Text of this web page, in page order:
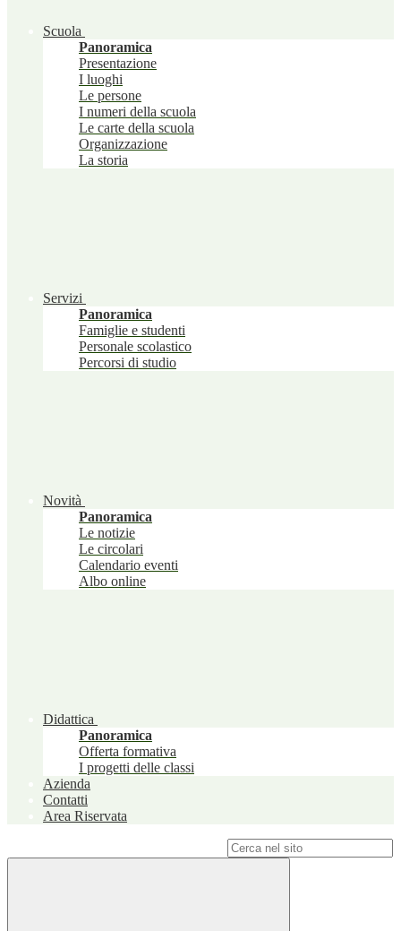
Scuola
Panoramica
Presentazione
I luoghi
Le persone
I numeri della scuola
Le carte della scuola
Organizzazione
La storia
Servizi
Panoramica
Famiglie e studenti
Personale scolastico
Percorsi di studio
Novità
Panoramica
Le notizie
Le circolari
Calendario eventi
Albo online
Didattica
Panoramica
Offerta formativa
I progetti delle classi
Azienda
Contatti
Area Riservata